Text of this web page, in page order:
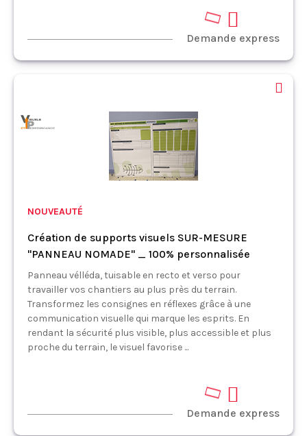
Demande express
NOUVEAUTÉ
Création de supports visuels SUR-MESURE
"PANNEAU NOMADE" _ 100% personnalisée
Panneau vélléda, tuisable en recto et verso pour
travailler vos chantiers au plus près du terrain.
Transformez les consignes en réflexes grâce à une
communication visuelle qui marque les esprits. En
rendant la sécurité plus visible, plus accessible et plus
proche du terrain, le visuel favorise ...
Demande express